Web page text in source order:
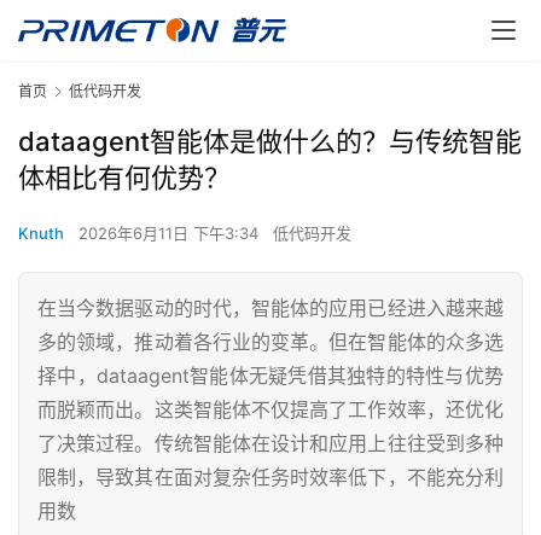
首页 低代码开发
dataagent智能体是做什么的？与传统智能
体相比有何优势？
Knuth 2026年6月11日 下午3:34 低代码开发
在当今数据驱动的时代，智能体的应用已经进入越来越
多的领域，推动着各行业的变革。但在智能体的众多选
择中，dataagent智能体无疑凭借其独特的特性与优势
而脱颖而出。这类智能体不仅提高了工作效率，还优化
了决策过程。传统智能体在设计和应用上往往受到多种
限制，导致其在面对复杂任务时效率低下，不能充分利
用数